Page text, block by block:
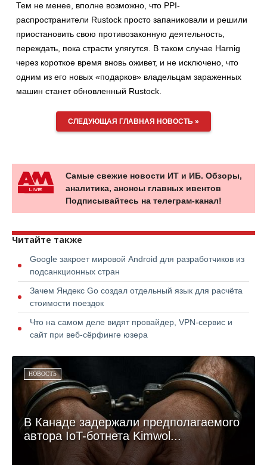
Тем не менее, вполне возможно, что PPI-
распространители Rustock просто запаниковали и решили
приостановить свою противозаконную деятельность,
переждать, пока страсти улягутся. В таком случае Harnig
через короткое время вновь оживет, и не исключено, что
одним из его новых «подарков» владельцам зараженных
машин станет обновленный Rustock.
СЛЕДУЮЩАЯ ГЛАВНАЯ НОВОСТЬ »
Самые свежие новости ИТ и ИБ. Обзоры,
аналитика, анонсы главных ивентов
Подписывайтесь на телеграм-канал!
Читайте также
Google закроет мировой Android для разработчиков из
подсанкционных стран
Зачем Яндекс Go создал отдельный язык для расчёта
стоимости поездок
Что на самом деле видят провайдер, VPN-сервис и
сайт при веб-сёрфинге юзера
НОВОСТЬ
В Канаде задержали предполагаемого
автора IoT-ботнета Kimwol...